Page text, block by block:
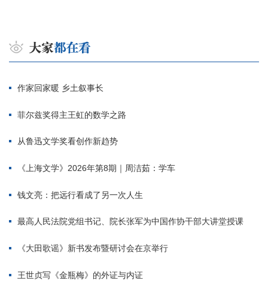
作家回家暖 乡土叙事长
菲尔兹奖得主王虹的数学之路
从鲁迅文学奖看创作新趋势
《上海文学》2026年第8期｜周洁茹：学车
钱文亮：把远行看成了另一次人生
最高人民法院党组书记、院长张军为中国作协干部大讲堂授课
《大田歌谣》新书发布暨研讨会在京举行
王世贞写《金瓶梅》的外证与内证